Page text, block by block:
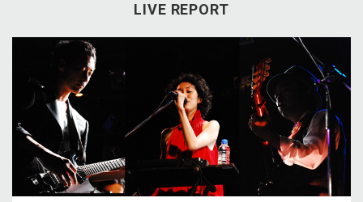
LIVE REPORT